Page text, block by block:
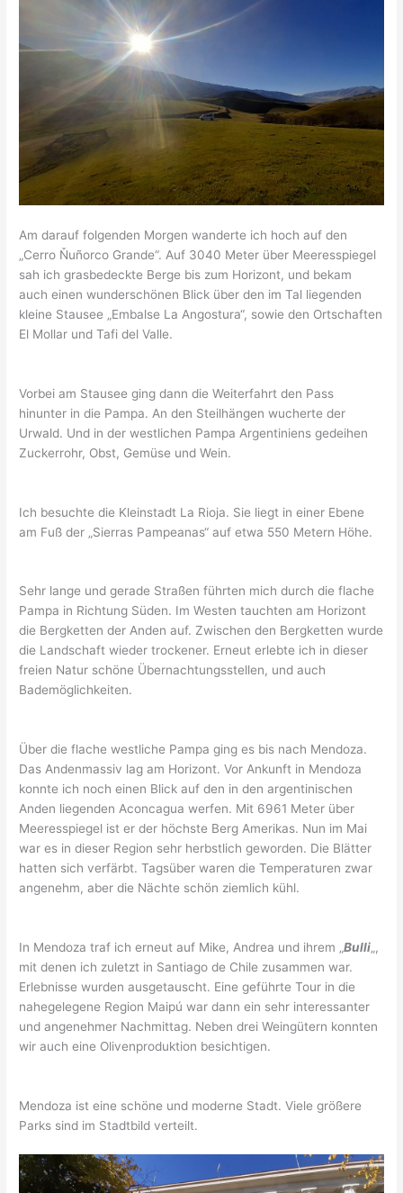
Am darauf folgenden Morgen wanderte ich hoch auf den
„Cerro Ňuñorco Grande“. Auf 3040 Meter über Meeresspiegel
sah ich grasbedeckte Berge bis zum Horizont, und bekam
auch einen wunderschönen Blick über den im Tal liegenden
kleine Stausee „Embalse La Angostura“, sowie den Ortschaften
El Mollar und Tafi del Valle.
Vorbei am Stausee ging dann die Weiterfahrt den Pass
hinunter in die Pampa. An den Steilhängen wucherte der
Urwald. Und in der westlichen Pampa Argentiniens gedeihen
Zuckerrohr, Obst, Gemüse und Wein.
Ich besuchte die Kleinstadt La Rioja. Sie liegt in einer Ebene
am Fuß der „Sierras Pampeanas“ auf etwa 550 Metern Höhe.
Sehr lange und gerade Straßen führten mich durch die flache
Pampa in Richtung Süden. Im Westen tauchten am Horizont
die Bergketten der Anden auf. Zwischen den Bergketten wurde
die Landschaft wieder trockener. Erneut erlebte ich in dieser
freien Natur schöne Übernachtungsstellen, und auch
Bademöglichkeiten.
Über die flache westliche Pampa ging es bis nach Mendoza.
Das Andenmassiv lag am Horizont. Vor Ankunft in Mendoza
konnte ich noch einen Blick auf den in den argentinischen
Anden liegenden Aconcagua werfen. Mit 6961 Meter über
Meeresspiegel ist er der höchste Berg Amerikas. Nun im Mai
war es in dieser Region sehr herbstlich geworden. Die Blätter
hatten sich verfärbt. Tagsüber waren die Temperaturen zwar
angenehm, aber die Nächte schön ziemlich kühl.
In Mendoza traf ich erneut auf Mike, Andrea und ihrem „Bulli„,
mit denen ich zuletzt in Santiago de Chile zusammen war.
Erlebnisse wurden ausgetauscht. Eine geführte Tour in die
nahegelegene Region Maipú war dann ein sehr interessanter
und angenehmer Nachmittag. Neben drei Weingütern konnten
wir auch eine Olivenproduktion besichtigen.
Mendoza ist eine schöne und moderne Stadt. Viele größere
Parks sind im Stadtbild verteilt.